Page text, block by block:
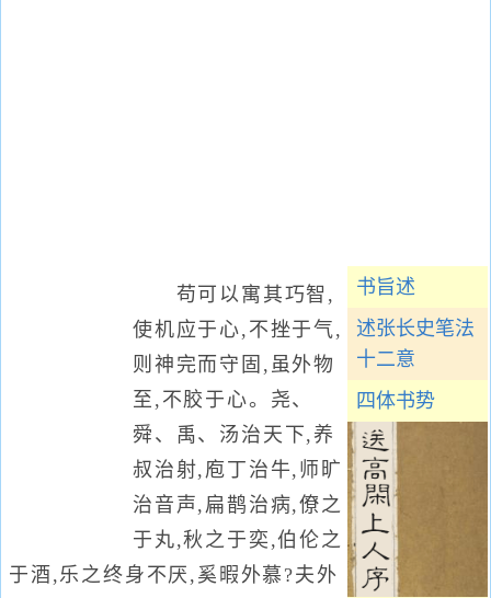
书旨述
述张长史笔法
十二意
四体书势
苟可以寓其巧智,
使机应于心,不挫于气,
则神完而守固,虽外物
至,不胶于心。尧、
舜、禹、汤治天下,养
叔治射,庖丁治牛,师旷
治音声,扁鹊治病,僚之
于丸,秋之于奕,伯伦之
于酒,乐之终身不厌,奚暇外慕?夫外